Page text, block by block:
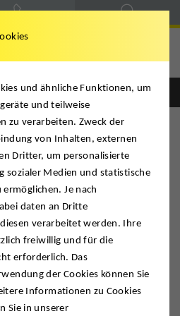
und Dateien zum Download.
of Attorney
(205 KB)
und ähnliche Funktionen, um
und teilweise
zu verarbeiten. Zweck der
von Inhalten, externen
Dritter, um personalisierte
sozialer Medien und statistische
Je nach
daten an Dritte
verarbeitet werden. Ihre
freiwillig und für die
erforderlich. Das
der Cookies können Sie
Informationen zu Cookies
Sie in unserer